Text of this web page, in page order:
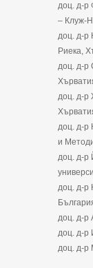
доц. д-р
– Клуж-
доц. д-р
Риека,
доц. д-р
доц. д-р
доц. д-р
и
доц. д-р
доц. д-р
доц. д-р
доц. д-р
доц. д-р